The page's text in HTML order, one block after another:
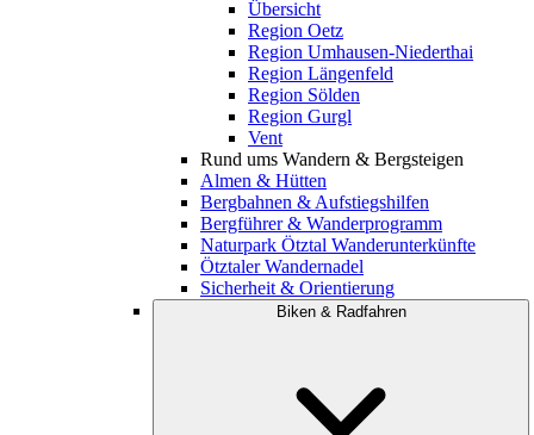
Übersicht
Region Oetz
Region Umhausen-Niederthai
Region Längenfeld
Region Sölden
Region Gurgl
Vent
Rund ums Wandern & Bergsteigen
Almen & Hütten
Bergbahnen & Aufstiegshilfen
Bergführer & Wanderprogramm
Naturpark Ötztal Wanderunterkünfte
Ötztaler Wandernadel
Sicherheit & Orientierung
Biken & Radfahren